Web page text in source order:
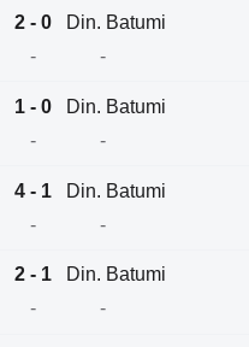
2 - 0
Din. Batumi
- -
1 - 0
Din. Batumi
- -
4 - 1
Din. Batumi
- -
2 - 1
Din. Batumi
- -